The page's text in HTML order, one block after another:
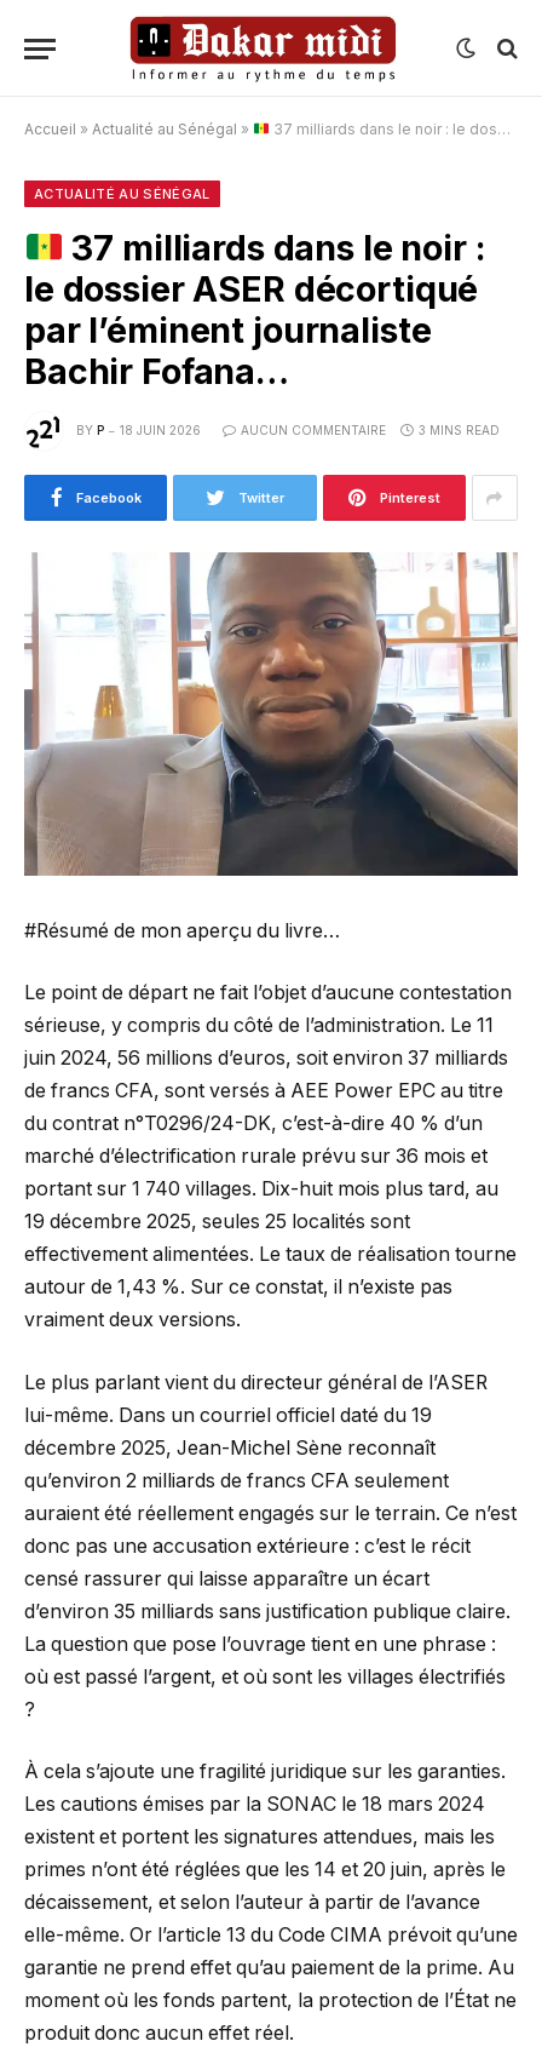
Accueil » Actualité au Sénégal » 37 milliards dans le noir : le dossier ASER décortiqué par l’éminent journaliste Bachir Fofana…
ACTUALITÉ AU SÉNÉGAL
37 milliards dans le noir :
le dossier ASER décortiqué
par l’éminent journaliste
Bachir Fofana…
BY P 18 JUIN 2026 AUCUN COMMENTAIRE 3 MINS READ
Facebook Twitter Pinterest
#Résumé de mon aperçu du livre…
Le point de départ ne fait l’objet d’aucune contestation
sérieuse, y compris du côté de l’administration. Le 11
juin 2024, 56 millions d’euros, soit environ 37 milliards
de francs CFA, sont versés à AEE Power EPC au titre
du contrat n°T0296/24-DK, c’est-à-dire 40 % d’un
marché d’électrification rurale prévu sur 36 mois et
portant sur 1 740 villages. Dix-huit mois plus tard, au
19 décembre 2025, seules 25 localités sont
effectivement alimentées. Le taux de réalisation tourne
autour de 1,43 %. Sur ce constat, il n’existe pas
vraiment deux versions.
Le plus parlant vient du directeur général de l’ASER
lui-même. Dans un courriel officiel daté du 19
décembre 2025, Jean-Michel Sène reconnaît
qu’environ 2 milliards de francs CFA seulement
auraient été réellement engagés sur le terrain. Ce n’est
donc pas une accusation extérieure : c’est le récit
censé rassurer qui laisse apparaître un écart
d’environ 35 milliards sans justification publique claire.
La question que pose l’ouvrage tient en une phrase :
où est passé l’argent, et où sont les villages électrifiés
?
À cela s’ajoute une fragilité juridique sur les garanties.
Les cautions émises par la SONAC le 18 mars 2024
existent et portent les signatures attendues, mais les
primes n’ont été réglées que les 14 et 20 juin, après le
décaissement, et selon l’auteur à partir de l’avance
elle-même. Or l’article 13 du Code CIMA prévoit qu’une
garantie ne prend effet qu’au paiement de la prime. Au
moment où les fonds partent, la protection de l’État ne
produit donc aucun effet réel.